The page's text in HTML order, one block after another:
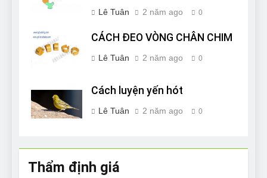
Lê Tuân 2 năm ago 0
CÁCH ĐEO VÒNG CHÂN CHIM
Lê Tuân 2 năm ago 0
Cách luyện yến hót
Lê Tuân 2 năm ago 0
Thẩm định giá